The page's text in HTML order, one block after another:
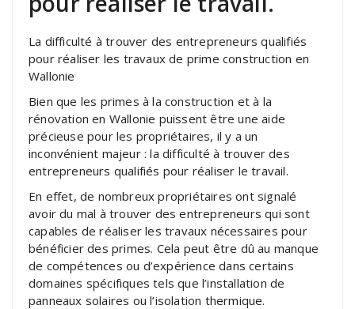
La difficulté à trouver des entrepreneurs qualifiés
pour réaliser les travaux de prime construction en
Wallonie
Bien que les primes à la construction et à la
rénovation en Wallonie puissent être une aide
précieuse pour les propriétaires, il y a un
inconvénient majeur : la difficulté à trouver des
entrepreneurs qualifiés pour réaliser le travail.
En effet, de nombreux propriétaires ont signalé
avoir du mal à trouver des entrepreneurs qui sont
capables de réaliser les travaux nécessaires pour
bénéficier des primes. Cela peut être dû au manque
de compétences ou d’expérience dans certains
domaines spécifiques tels que l’installation de
panneaux solaires ou l’isolation thermique.